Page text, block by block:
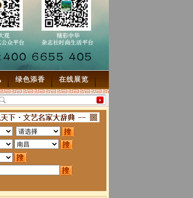
绿色添香 在线展览
五届中国风全国书画交流赛暨纪念抗
7月28日起征稿2015/7/28
图”创作